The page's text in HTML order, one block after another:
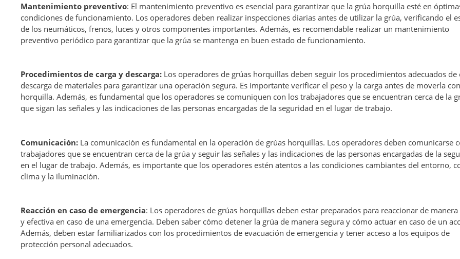
Mantenimiento preventivo: El mantenimiento preventivo es esencial para garantizar que la grúa horquilla esté en
condiciones de funcionamiento. Los operadores deben realizar inspecciones diarias antes de utilizar la grúa, verificando el
de los neumáticos, frenos, luces y otros componentes importantes. Además, es recomendable realizar un mantenimiento
preventivo periódico para garantizar que la grúa se mantenga en buen estado de funcionamiento.
Procedimientos de carga y descarga: Los operadores de grúas horquillas deben seguir los procedimientos adecuados de
descarga de materiales para garantizar una operación segura. Es importante verificar el peso y la carga antes de moverla
horquilla. Además, es fundamental que los operadores se comuniquen con los trabajadores que se encuentran cerca de la
que sigan las señales y las indicaciones de las personas encargadas de la seguridad en el lugar de trabajo.
Comunicación: La comunicación es fundamental en la operación de grúas horquillas. Los operadores deben comunicarse
trabajadores que se encuentran cerca de la grúa y seguir las señales y las indicaciones de las personas encargadas de la
en el lugar de trabajo. Además, es importante que los operadores estén atentos a las condiciones cambiantes del entorno,
clima y la iluminación.
Reacción en caso de emergencia: Los operadores de grúas horquillas deben estar preparados para reaccionar de
y efectiva en caso de una emergencia. Deben saber cómo detener la grúa de manera segura y cómo actuar en caso de un
Además, deben estar familiarizados con los procedimientos de evacuación de emergencia y tener acceso a los equipos de
protección personal adecuados.